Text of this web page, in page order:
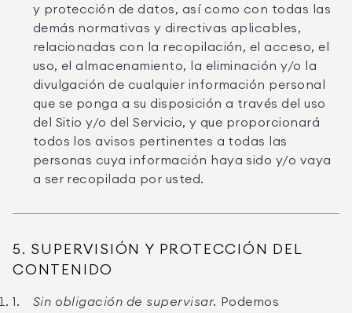
y protección de datos, así como con todas las
demás normativas y directivas aplicables,
relacionadas con la recopilación, el acceso, el
uso, el almacenamiento, la eliminación y/o la
divulgación de cualquier información personal
que se ponga a su disposición a través del uso
del Sitio y/o del Servicio, y que proporcionará
todos los avisos pertinentes a todas las
personas cuya información haya sido y/o vaya
a ser recopilada por usted.
5. SUPERVISIÓN Y PROTECCIÓN DEL
CONTENIDO
Sin obligación de supervisar.
Podemos